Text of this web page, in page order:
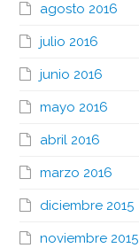
agosto 2016
julio 2016
junio 2016
mayo 2016
abril 2016
marzo 2016
diciembre 2015
noviembre 2015